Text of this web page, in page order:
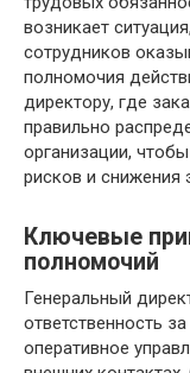
возникает
сотрудников
полномочия
директору, где
правильно
организации,
рисков и снижения
Ключевые
полномочий
Генеральный
ответственность
оперативное